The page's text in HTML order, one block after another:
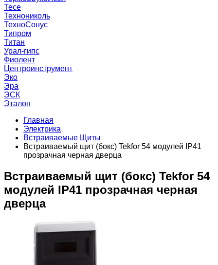
Тесе
Технониколь
ТехноСонус
Типром
Титан
Урал-гипс
Фиолент
Центроинструмент
Эко
Эра
ЭСК
Эталон
Главная
Электрика
Встраиваемые Щиты
Встраиваемый щит (бокс) Tekfor 54 модулей IP41
прозрачная черная дверца
Встраиваемый щит (бокс) Tekfor 54
модулей IP41 прозрачная черная
дверца